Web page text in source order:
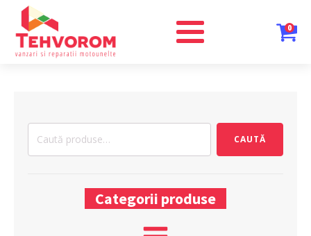
0
Caută
CAUTĂ
Categorii produse